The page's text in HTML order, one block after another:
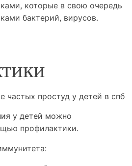
которые в свою очередь
бактерий, вирусов.
у детей можно
профилактики.